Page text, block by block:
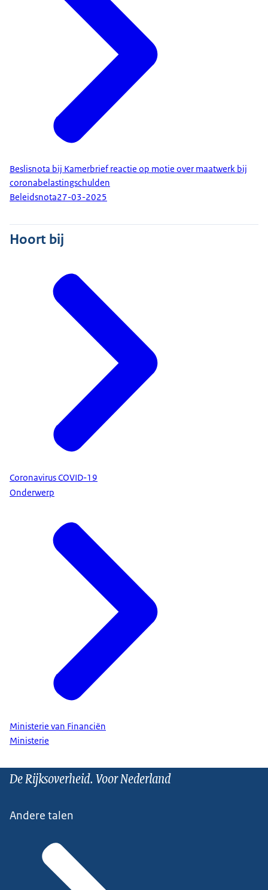
Beslisnota bij Kamerbrief reactie op motie over maatwerk bij
coronabelastingschulden
Beleidsnota27-03-2025
Hoort bij
Coronavirus COVID-19
Onderwerp
Ministerie van Financiën
Ministerie
De Rijksoverheid. Voor Nederland
Andere talen